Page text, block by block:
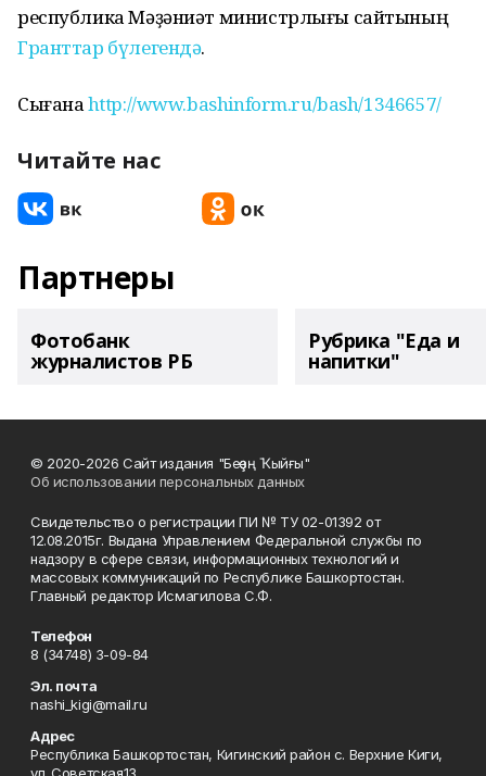
республика Мәҙәниәт министрлығы сайтының
Гранттар бүлегендә.
Сығанаҡhttp://www.bashinform.ru/bash/1346657/
Читайте нас
Партнеры
Фотобанк
журналистов РБ
Рубрика "Еда и
напитки"
© 2020-2026 Сайт издания "Беҙҙең Ҡыйғы"
Об использовании персональных данных
Свидетельство о регистрации ПИ № ТУ 02-01392 от
12.08.2015г. Выдана Управлением Федеральной службы по
надзору в сфере связи, информационных технологий и
массовых коммуникаций по Республике Башкортостан.
Главный редактор Исмагилова С.Ф.
Телефон
8 (34748) 3-09-84
Эл. почта
nashi_kigi@mail.ru
Адрес
Республика Башкортостан, Кигинский район с. Верхние Киги,